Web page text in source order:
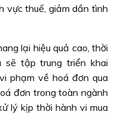
vực thuế, giảm dần tình
lại hiệu quả cao, thời
sẽ tập trung triển khai
phạm về hoá đơn qua
đơn trong toàn ngành
lý kịp thời hành vi mua